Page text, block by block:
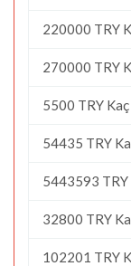
220000 TRY
270000 TRY
5500 TRY
54435 TRY
5443593 TRY
32800 TRY
102201 TRY